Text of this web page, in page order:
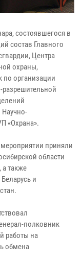
состоявшегося в
состав Главного
Центра
охраны,
по организации
«Охрана».
приняли
области
также
и
полковник
работы на
обмена